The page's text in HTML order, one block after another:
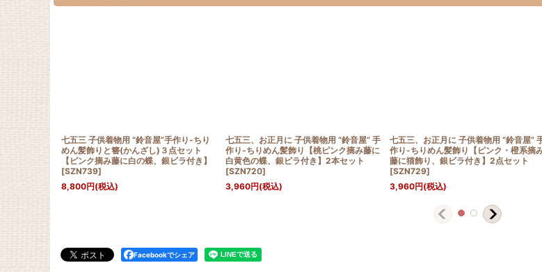
七五三 子供着物用 “鈴音屋”手作り-ちり
めん髪飾りと簪(かんざし)３点セット
【ピンク摘み藤に白の蝶、銀ビラ付き】
[SZN739]
8,800円(税込)
七五三、お正月に 子供着物用 “鈴音屋” 手
作り-ちりめん髪飾り【桃ピンク摘み藤に
白黄色の蝶、銀ビラ付き】2本セット
[SZN720]
3,960円(税込)
七五三、お正月に 子供着物用 “鈴音屋”
作り-ちりめん髪飾り【ピンク・橙系摘
藤に猫飾り、銀ビラ付き】2点セット
[SZN729]
3,960円(税込)
Facebookでシェア